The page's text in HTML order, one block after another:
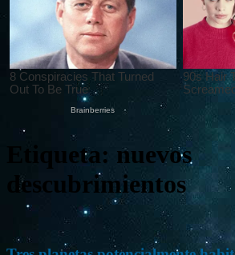
Etiqueta: nuevos
descubrimientos